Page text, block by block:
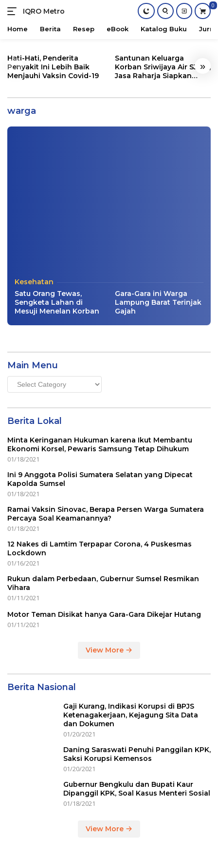
content
IQRO Metro
Lets
Bright
0
Home Berita Resep eBook Katalog Buku
« »
Hati-Hati, Penderita
Penyakit Ini Lebih Baik
Menjauhi Vaksin Covid-19
Santunan Keluarga
Korban Sriwijaya Air SJ182,
Jasa Raharja Siapkan
warga
Ada Warga yang Tewas
Info Sumatera Selatan
Kesehatan
Satu Orang Tewas,
Sengketa Lahan di
Mesuji Menelan Korban
Gara-Gara ini Warga
Lampung Barat Terinjak
Gajah
Main Menu
Main
Menu
Berita Lokal
Minta Keringanan Hukuman karena Ikut Membantu
Ekonomi Korsel, Pewaris Samsung Tetap Dihukum
01/18/2021
Ini 9 Anggota Polisi Sumatera Selatan yang Dipecat
Kapolda Sumsel
01/18/2021
Ramai Vaksin Sinovac, Berapa Persen Warga Sumatera
Percaya Soal Keamanannya?
01/18/2021
12 Nakes di Lamtim Terpapar Corona, 4 Puskesmas
Lockdown
01/16/2021
Rukun dalam Perbedaan, Gubernur Sumsel Resmikan
Vihara
01/11/2021
Motor Teman Disikat hanya Gara-Gara Dikejar Hutang
01/11/2021
View More
Berita Nasional
Gaji Kurang, Indikasi Korupsi di BPJS
Ketenagakerjaan, Kejagung Sita Data
dan Dokumen
01/20/2021
Daning Saraswati Penuhi Panggilan KPK,
Saksi Korupsi Kemensos
01/20/2021
Gubernur Bengkulu dan Bupati Kaur
Dipanggil KPK, Soal Kasus Menteri Sosial
01/18/2021
View More